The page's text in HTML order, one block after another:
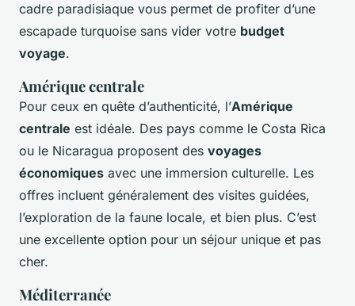
cadre paradisiaque vous permet de profiter d’une
escapade turquoise sans vider votre budget
voyage.
Amérique centrale
Pour ceux en quête d’authenticité, l’Amérique
centrale est idéale. Des pays comme le Costa Rica
ou le Nicaragua proposent des voyages
économiques avec une immersion culturelle. Les
offres incluent généralement des visites guidées,
l’exploration de la faune locale, et bien plus. C’est
une excellente option pour un séjour unique et pas
cher.
Méditerranée